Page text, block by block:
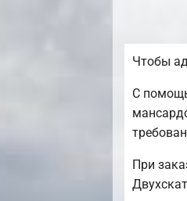
Чтобы
С
При